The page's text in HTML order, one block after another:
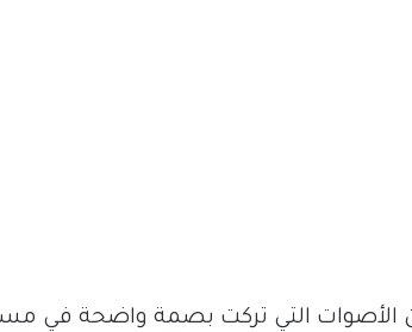
الأصوات التي تركت بصمة واضحة في